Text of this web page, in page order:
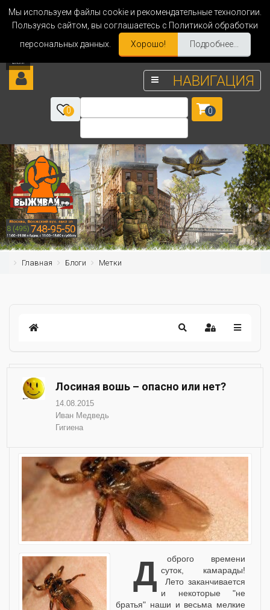
Мы используем файлы cookie и рекомендательные технологии.
Пользуясь сайтом, вы соглашаетесь с Политикой обработки
персональных данных.
Хорошо! Подробнее...
НАВИГАЦИЯ
0 0
Главная Блоги Метки
Лосиная вошь – опасно или нет?
14.08.2015
Иван Медведь
Гигиена
Доброго времени суток, камарады!
Лето заканчивается
и некоторые "не
братья" наши и весьма мелкие